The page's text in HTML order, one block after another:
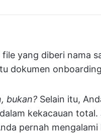
yang diberi nama
dokumen
bukan? Selain itu,
kekacauan
pernah mengalami